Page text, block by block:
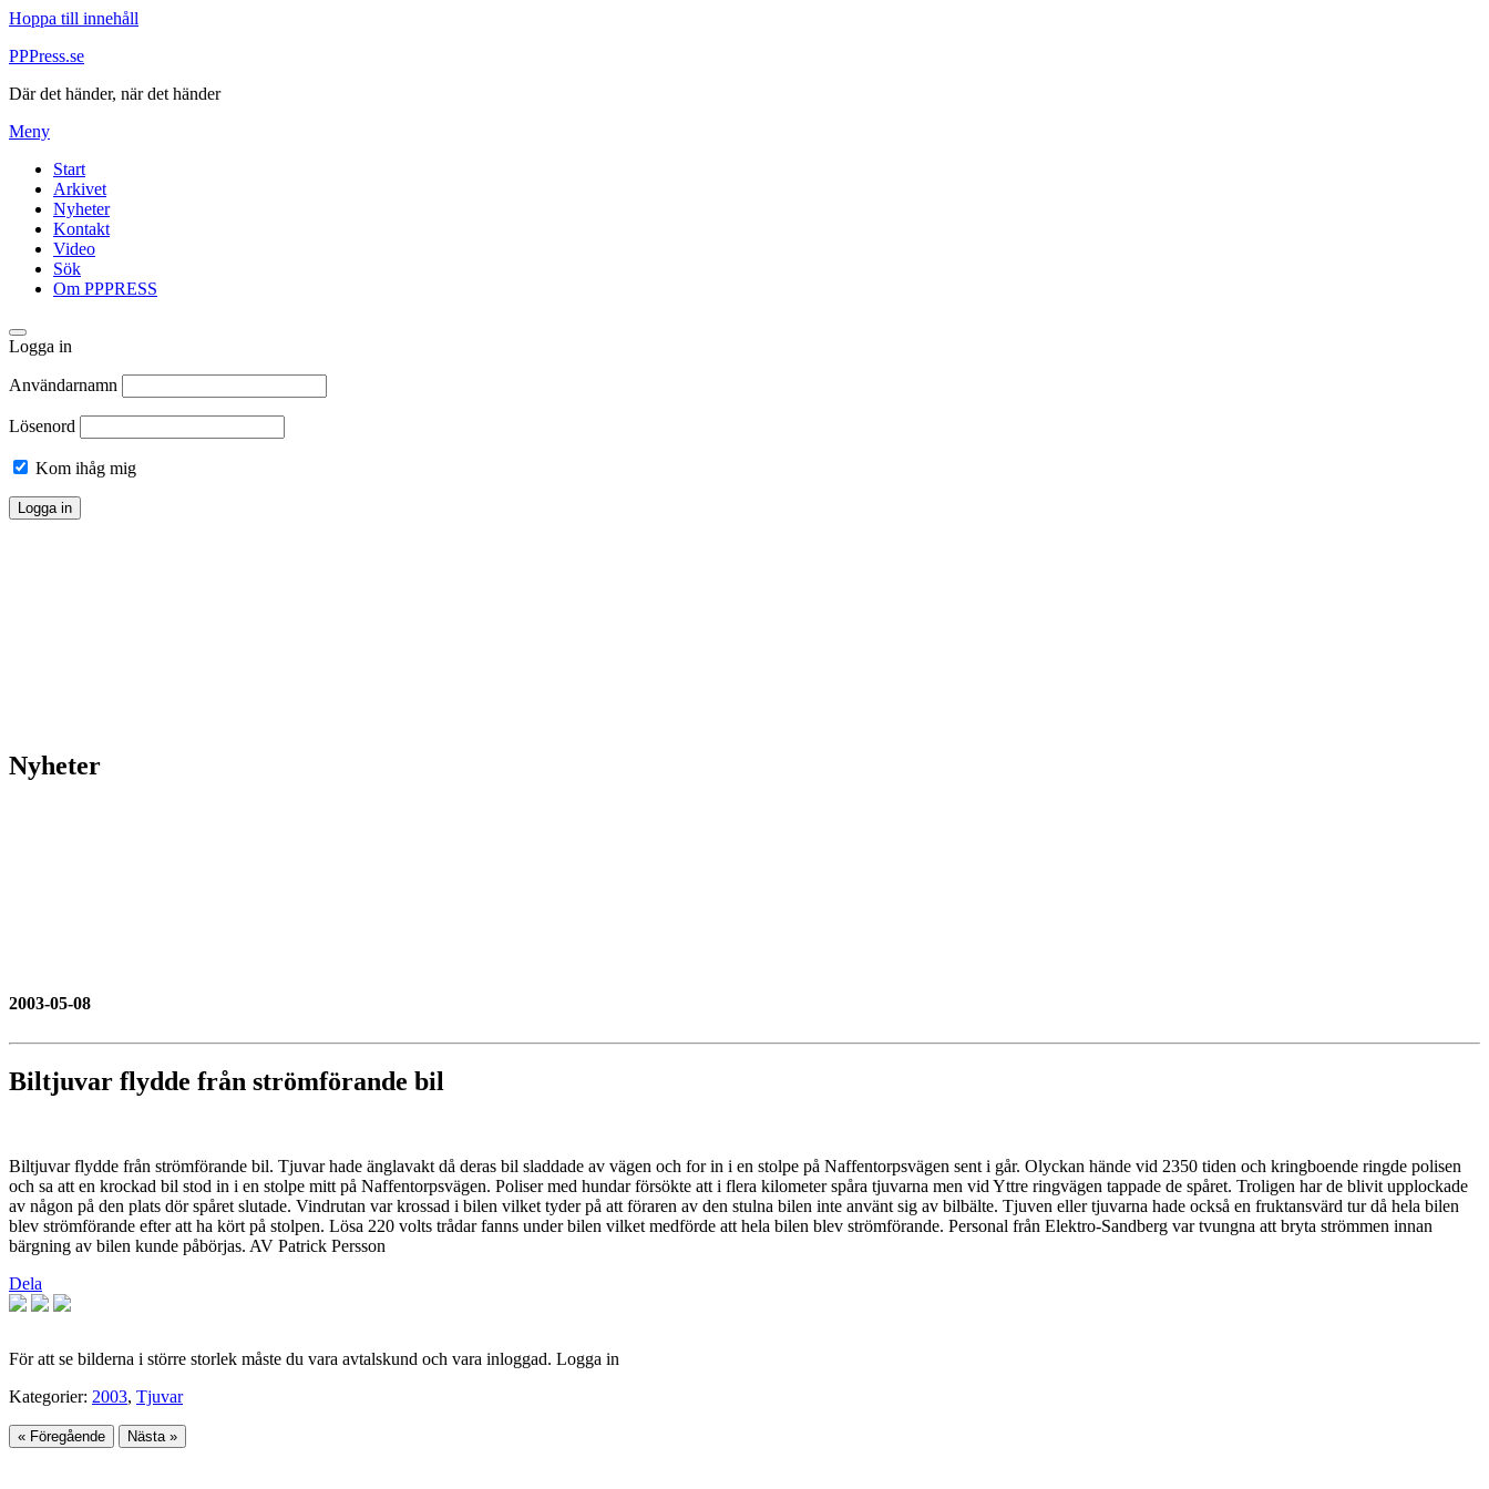
Hoppa till innehåll
PPPress.se
Där det händer, när det händer
Meny
Start
Arkivet
Nyheter
Kontakt
Video
Sök
Om PPPRESS
Logga in
Användarnamn
Lösenord
Kom ihåg mig
Nyheter
2003-05-08
Biltjuvar flydde från strömförande bil
Biltjuvar flydde från strömförande bil. Tjuvar hade änglavakt då deras bil sladdade av vägen och for in i en stolpe på Naffentorpsvägen sent i går. Olyckan hände vid 2350 tiden och kringboende ringde polisen
och sa att en krockad bil stod in i en stolpe mitt på Naffentorpsvägen. Poliser med hundar försökte att i flera kilometer spåra tjuvarna men vid Yttre ringvägen tappade de spåret. Troligen har de blivit upplockade
av någon på den plats dör spåret slutade. Vindrutan var krossad i bilen vilket tyder på att föraren av den stulna bilen inte använt sig av bilbälte. Tjuven eller tjuvarna hade också en fruktansvärd tur då hela bilen
blev strömförande efter att ha kört på stolpen. Lösa 220 volts trådar fanns under bilen vilket medförde att hela bilen blev strömförande. Personal från Elektro-Sandberg var tvungna att bryta strömmen innan
bärgning av bilen kunde påbörjas. AV Patrick Persson
Dela
För att se bilderna i större storlek måste du vara avtalskund och vara inloggad. Logga in
Kategorier: 2003, Tjuvar
« Föregående Nästa »